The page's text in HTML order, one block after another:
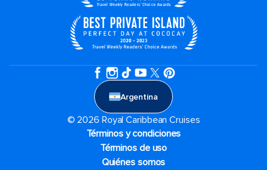
Argentina
© 2026 Royal Caribbean Cruises
Términos y condiciones
Términos de uso
Quiénes somos